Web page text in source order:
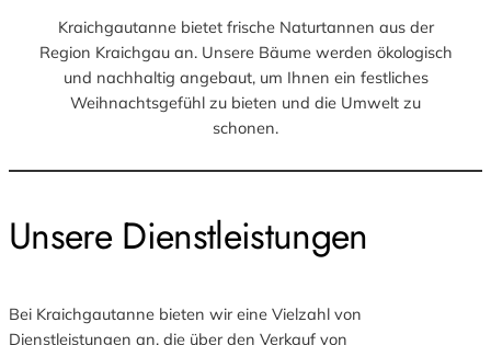
Kraichgautanne bietet frische Naturtannen aus der
Region Kraichgau an. Unsere Bäume werden ökologisch
und nachhaltig angebaut, um Ihnen ein festliches
Weihnachtsgefühl zu bieten und die Umwelt zu
schonen.
Unsere Dienstleistungen
Bei Kraichgautanne bieten wir eine Vielzahl von
Dienstleistungen an, die über den Verkauf von